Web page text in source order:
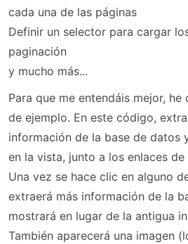
cada una de las páginas
Definir un selector para cargar
paginación
y mucho más...
Para que me entendáis mejor,
de ejemplo. En este código,
información de la base de datos
en la vista, junto a los enlaces
Una vez se hace clic en alguno
extraerá más información de la
mostrará en lugar de la antigua
También aparecerá una imagen